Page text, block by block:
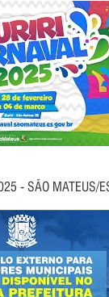
- SÃO MATEUS/